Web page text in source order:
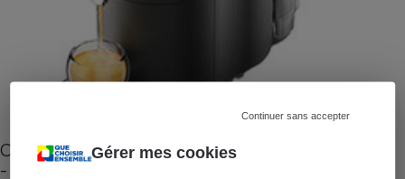
Gérer mes cookies
Continuer sans accepter
Cafetière à capsules zéro déchet CoffeeB (vidéo)
- Premières impressions